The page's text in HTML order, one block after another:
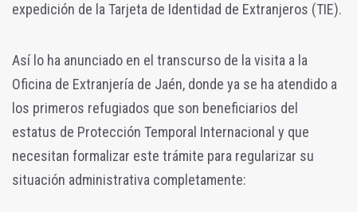
expedición de la Tarjeta de Identidad de Extranjeros (TIE).
Así lo ha anunciado en el transcurso de la visita a la
Oficina de Extranjería de Jaén, donde ya se ha atendido a
los primeros refugiados que son beneficiarios del
estatus de Protección Temporal Internacional y que
necesitan formalizar este trámite para regularizar su
situación administrativa completamente: